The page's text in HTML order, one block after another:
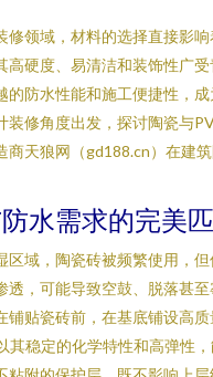
修领域，材料的选择直接影
高硬度、易清洁和装饰性广
的防水性能和施工便捷性，
装修角度出发，探讨陶瓷与
商天狼网（gd188.cn）在建
水需求的完美
区域，陶瓷砖被频繁使用，
透，可能导致空鼓、脱落甚
铺贴瓷砖前，在基底铺设高
其稳定的化学特性和高弹性